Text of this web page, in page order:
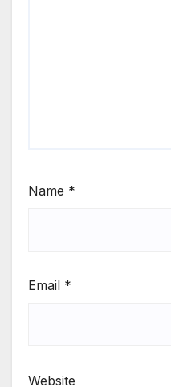
Name *
Email *
Website